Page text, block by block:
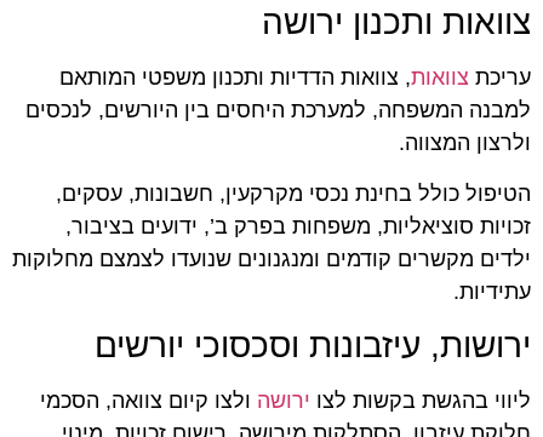
צוואות ותכנון ירושה
עריכת צוואות, צוואות הדדיות ותכנון משפטי המותאם
למבנה המשפחה, למערכת היחסים בין היורשים, לנכסים
ולרצון המצווה.
הטיפול כולל בחינת נכסי מקרקעין, חשבונות, עסקים,
זכויות סוציאליות, משפחות בפרק ב’, ידועים בציבור,
ילדים מקשרים קודמים ומנגנונים שנועדו לצמצם מחלוקות
עתידיות.
ירושות, עיזבונות וסכסוכי יורשים
ליווי בהגשת בקשות לצו ירושה ולצו קיום צוואה, הסכמי